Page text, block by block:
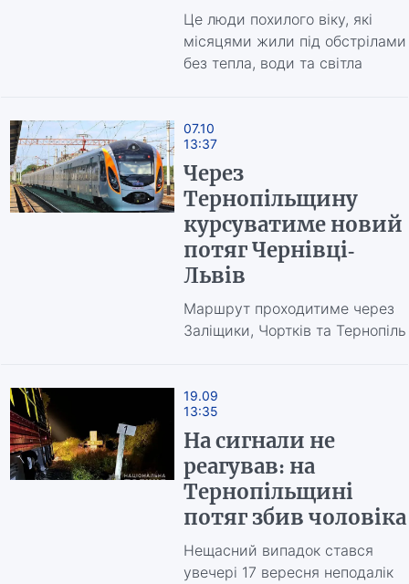
Це люди похилого віку, які
місяцями жили під обстрілами
без тепла, води та світла
07.10
13:37
Через
Тернопільщину
курсуватиме новий
потяг Чернівці-
Львів
Маршрут проходитиме через
Заліщики, Чортків та Тернопіль
19.09
13:35
На сигнали не
реагував: на
Тернопільщині
потяг збив чоловіка
Нещасний випадок стався
увечері 17 вересня неподалік